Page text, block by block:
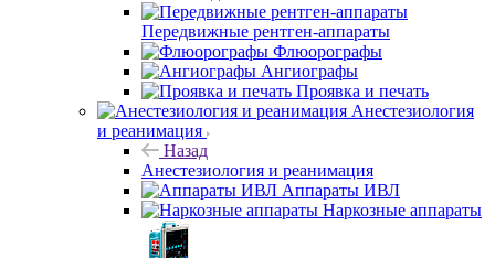
Передвижные рентген-аппараты
Флюорографы
Ангиографы
Проявка и печать
Анестезиология
и реанимация
Назад
Анестезиология и реанимация
Аппараты ИВЛ
Наркозные аппараты